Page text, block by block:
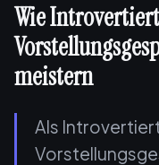
Wie
meistern
Als